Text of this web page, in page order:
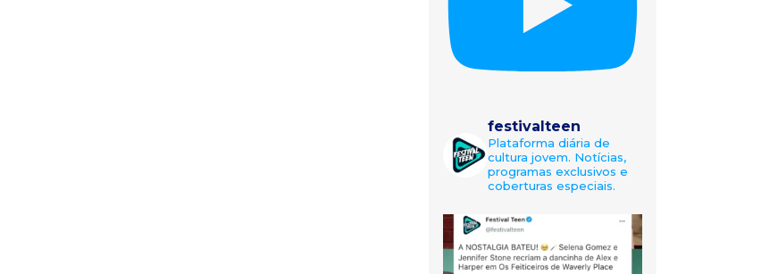
festivalteen
Plataforma diária de
cultura jovem. Notícias,
programas exclusivos e
coberturas especiais.